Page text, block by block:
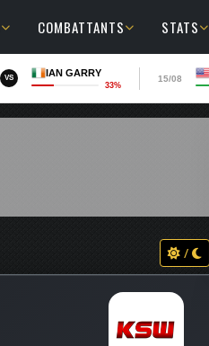
COMBATTANTS STATS
VS IAN GARRY
33%
15/08
/